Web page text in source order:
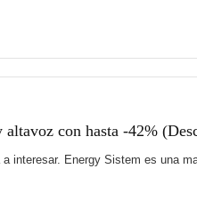
con hasta -42%
interesar. Energy Sistem es una